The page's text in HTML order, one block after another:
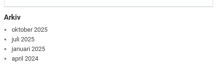
Arkiv
oktober 2025
juli 2025
januari 2025
april 2024